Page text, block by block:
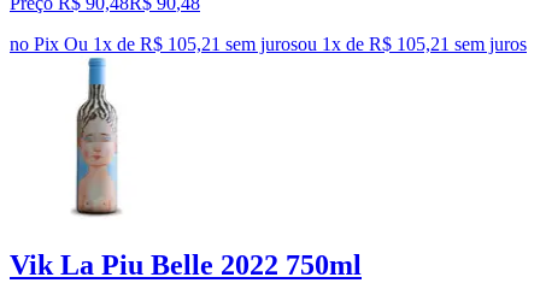
no Pix Ou 1x de R$ 105,21 sem jurosou 1x de R$ 105,21 sem juros
Vik La Piu Belle 2022 750ml